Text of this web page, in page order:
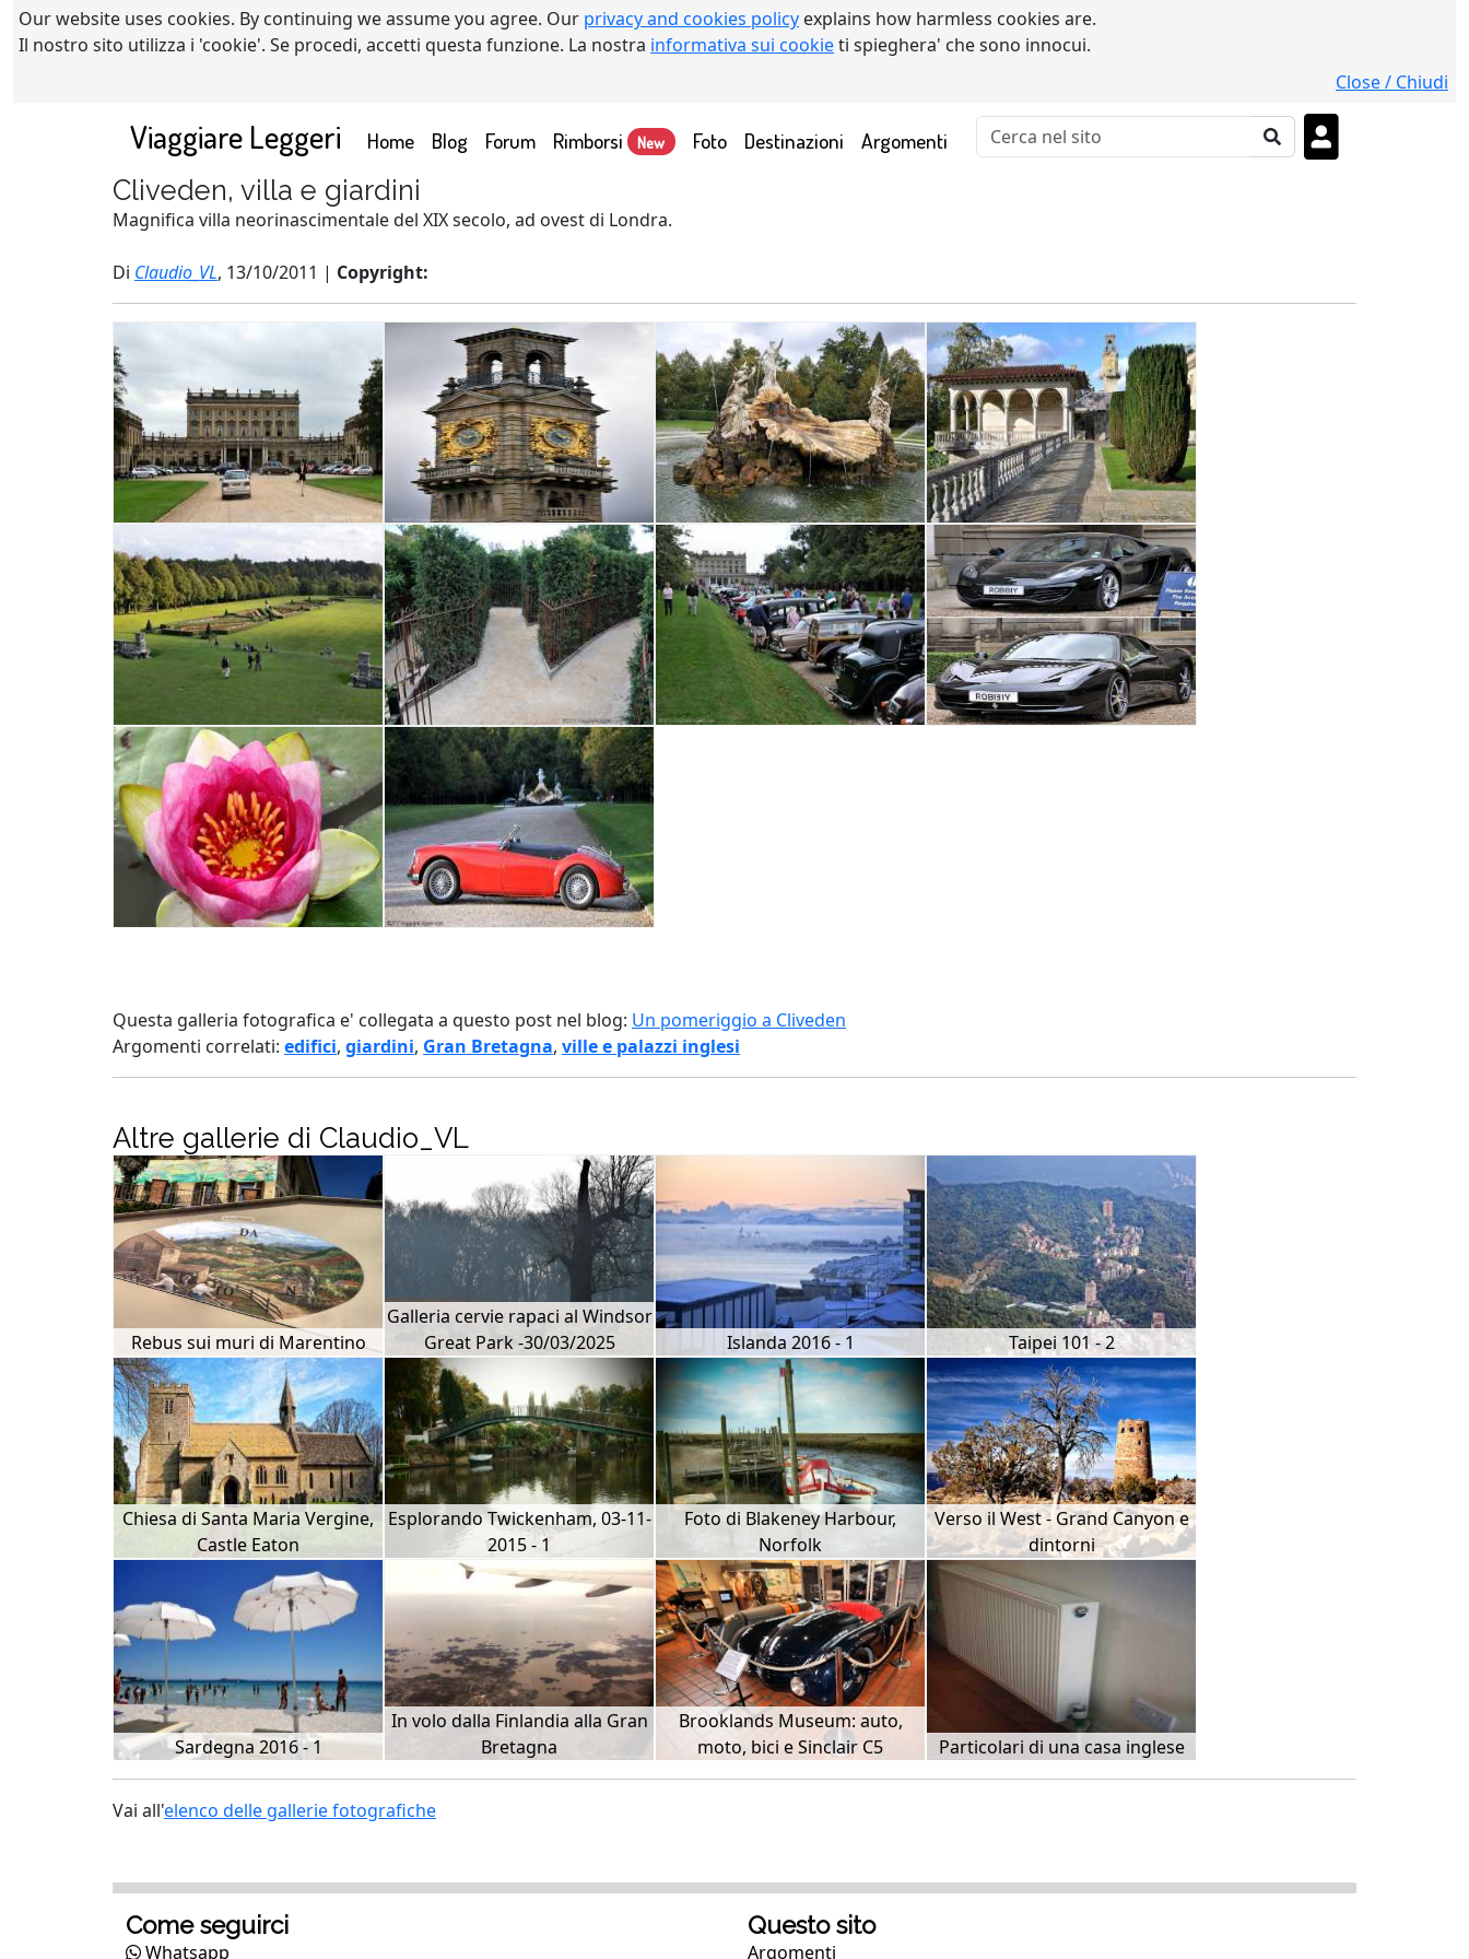
Our website uses cookies. By continuing we assume you agree. Our privacy and cookies policy explains how harmless cookies are.
Il nostro sito utilizza i 'cookie'. Se procedi, accetti questa funzione. La nostra informativa sui cookieti spieghera' che sono innocui.
Close / Chiudi
Viaggiare Leggeri Home(current)
Blog Forum Rimborsi New Foto Destinazioni Argomenti
Cliveden, villa e giardini
Magnifica villa neorinascimentale del XIX secolo, ad ovest di Londra.
Di Claudio_VL, 13/10/2011 | Copyright:
Questa galleria fotografica e' collegata a questo post nel blog: Un pomeriggio a Cliveden
Argomenti correlati: edifici, giardini, Gran Bretagna, ville e palazzi inglesi
Altre gallerie di Claudio_VL
Rebus sui muri di Marentino
Galleria cervie rapaci al Windsor
Great Park -30/03/2025
Islanda 2016 - 1 Taipei 101 - 2
Chiesa di Santa Maria Vergine,
Castle Eaton
Esplorando Twickenham, 03-11-
2015 - 1
Foto di Blakeney Harbour,
Norfolk
Verso il West - Grand Canyon e
dintorni
Sardegna 2016 - 1
In volo dalla Finlandia alla Gran
Bretagna
Brooklands Museum: auto,
moto, bici e Sinclair C5
Particolari di una casa inglese
Vai all'elenco delle gallerie fotografiche
Come seguirci
Whatsapp
Questo sito
Argomenti